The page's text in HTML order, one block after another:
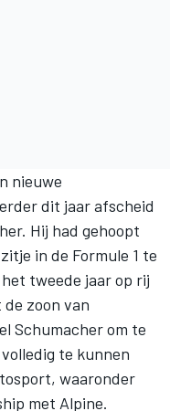
nieuwe
dit jaar afscheid
. Hij had gehoopt
in de Formule 1 te
tweede jaar op rij
zoon van
Schumacherom te
te kunnen
waaronder
met Alpine.